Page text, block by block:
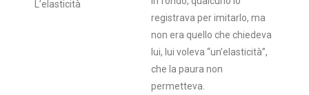
L’elasticità
registrava per imitarlo, ma
non era quello che chiedeva
lui, lui voleva “un’elasticità”,
che la paura non
permetteva.